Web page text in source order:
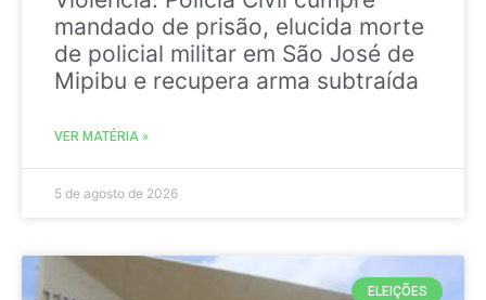
mandado de prisão, elucida morte
de policial militar em São José de
Mipibu e recupera arma subtraída
VER MATÉRIA »
5 de agosto de 2026
ELEIÇÕES